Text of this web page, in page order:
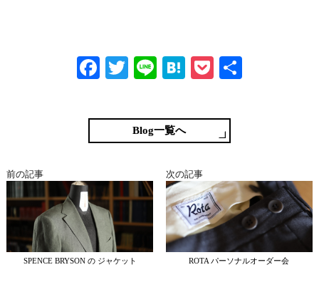
Fa
bo
ok
T
tte
r
Li
H
en
a
P
ke
t
Blog一覧へ
前の記事
SPENCE BRYSON の ジャケット
次の記事
ROTA パーソナルオーダー会